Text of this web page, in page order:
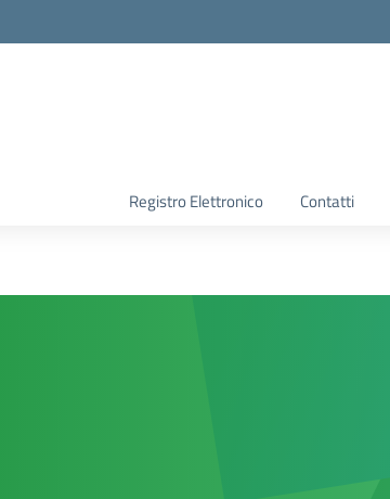
Registro Elettronico Contatti